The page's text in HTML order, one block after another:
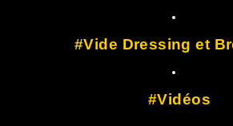
Vide Dressing et
Vidéos